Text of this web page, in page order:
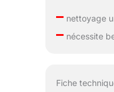
–nettoyage
–nécessite
Fiche